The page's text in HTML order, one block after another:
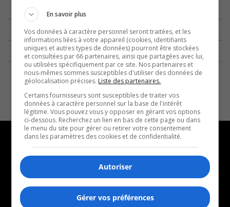
NOUVELLES
- Affaires municipales
- Communauté / Social
MUSIQUE
- Décompte franco
- Joué récemment
En savoir plus
Vos données à caractère personnel seront traitées, et les
informations liées à votre appareil (cookies, identifiants
uniques et autres types de données) pourront être stockées
et consultées par 66 partenaires, ainsi que partagées avec lui,
ou utilisées spécifiquement par ce site. Nos partenaires et
nous-mêmes sommes susceptibles d'utiliser des données de
géolocalisation précises. Liste des partenaires.
Certains fournisseurs sont susceptibles de traiter vos
données à caractère personnel sur la base de l'intérêt
légitime. Vous pouvez vous y opposer en gérant vos options
ci-dessous. Recherchez un lien en bas de cette page ou dans
le menu du site pour gérer ou retirer votre consentement
dans les paramètres des cookies et de confidentialité.
Autoriser
Gérer vos préférences